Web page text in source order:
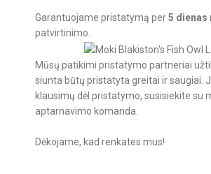
Garantuojame pristatymą per5 dienas
patvirtinimo.
Mūsų patikimi pristatymo partneriai
siunta būtų pristatyta greitai ir saugiai.
klausimų dėl pristatymo, susisiekite su
aptarnavimo komanda.
Dėkojame, kad renkates mus!